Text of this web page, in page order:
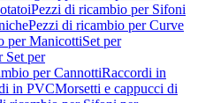
Pezzi di ricambio per Sifoni
Pezzi di ricambio per Curve
per ManicottiSet per
Set per
per CannottiRaccordi in
in PVCMorsetti e cappucci di